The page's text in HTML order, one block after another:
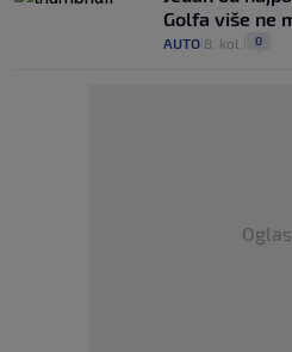
Golfa više ne
AUTO 8. kol. 0
Oglas